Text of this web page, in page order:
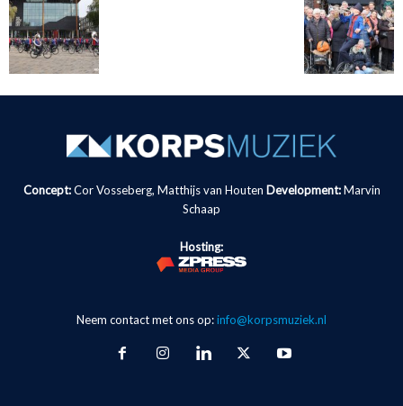
Concept:Cor Vosseberg, Matthijs van Houten Development: Marvin
Schaap
Hosting:
Neem contact met ons op:info@korpsmuziek.nl